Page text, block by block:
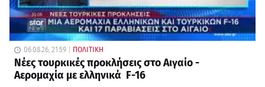
06.08.26, 21:59 ΠΟΛΙΤΙΚΗ
Νέες τουρκικές προκλήσεις στο Αιγαίο -
Αερομαχία με ελληνικά F-16